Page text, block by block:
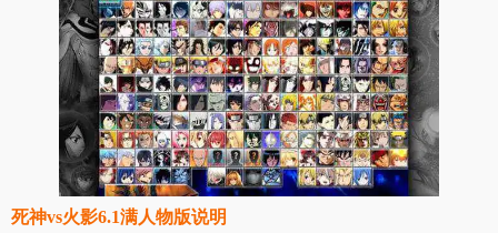
死神vs火影6.1满人物版说明